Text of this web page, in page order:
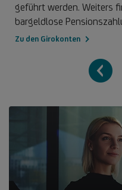
geführt werden. Weiters
bargeldlose
Zu den Girokonten